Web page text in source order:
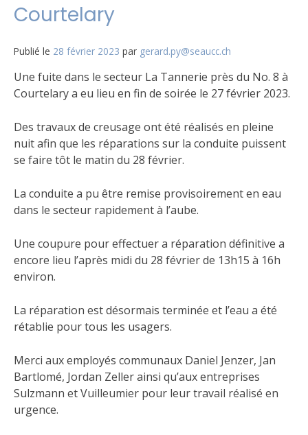
à
Courtelary
Courtelary
Publié le 28 février 2023 par gerard.py@seaucc.ch
Une fuite dans le secteur La Tannerie près du No. 8 à
Courtelary a eu lieu en fin de soirée le 27 février 2023.
Des travaux de creusage ont été réalisés en pleine
nuit afin que les réparations sur la conduite puissent
se faire tôt le matin du 28 février.
La conduite a pu être remise provisoirement en eau
dans le secteur rapidement à l’aube.
Une coupure pour effectuer a réparation définitive a
encore lieu l’après midi du 28 février de 13h15 à 16h
environ.
La réparation est désormais terminée et l’eau a été
rétablie pour tous les usagers.
Merci aux employés communaux Daniel Jenzer, Jan
Bartlomé, Jordan Zeller ainsi qu’aux entreprises
Sulzmann et Vuilleumier pour leur travail réalisé en
urgence.